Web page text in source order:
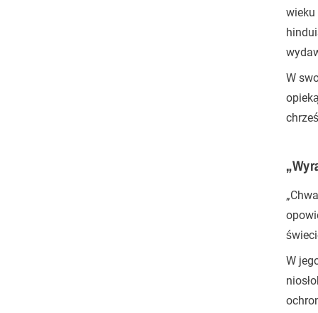
wieku
W
W